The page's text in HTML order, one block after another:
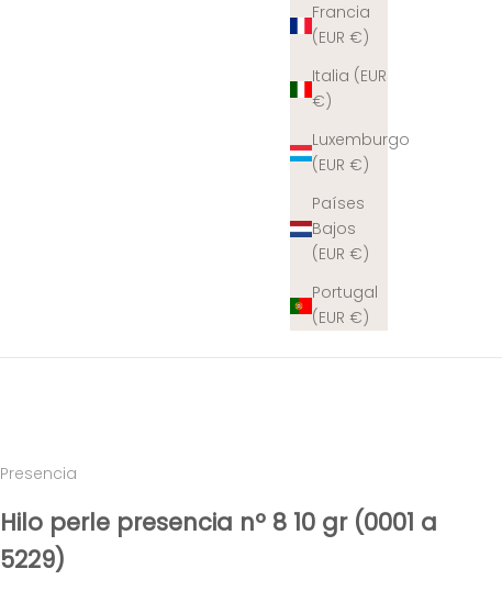
Francia
(EUR €)
Italia (EUR
€)
Luxemburgo
(EUR €)
Países
Bajos
(EUR €)
Portugal
(EUR €)
Presencia
Hilo perle presencia nº 8 10 gr (0001 a
5229)